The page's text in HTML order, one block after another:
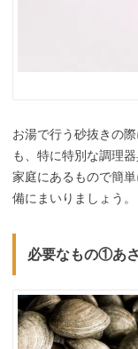
お湯で行う砂抜きの
も、特に特別な調理
家庭にあるもので簡
備にまいりましょう。
必要なもの①あ